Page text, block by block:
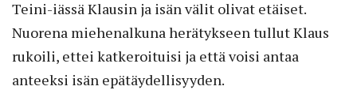
Teini-iässä Klausin ja isän välit olivat etäiset.
Nuorena miehenalkuna herätykseen tullut Klaus
rukoili, ettei katkeroituisi ja että voisi antaa
anteeksi isän epätäydellisyyden.